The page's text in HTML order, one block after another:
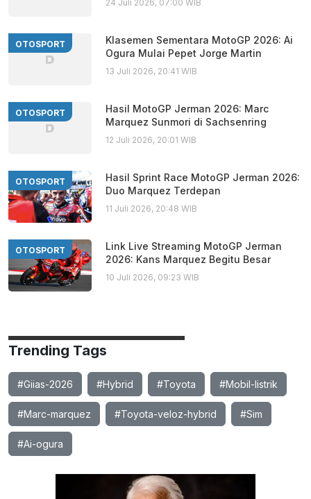
24 Juli 2026, 07:00 WIB
OTOSPORT
Klasemen Sementara MotoGP 2026: Ai
Ogura Mulai Pepet Jorge Martin
13 Juli 2026, 20:41 WIB
OTOSPORT
Hasil MotoGP Jerman 2026: Marc
Marquez Sunmori di Sachsenring
12 Juli 2026, 20:01 WIB
OTOSPORT
Hasil Sprint Race MotoGP Jerman 2026:
Duo Marquez Terdepan
11 Juli 2026, 20:48 WIB
OTOSPORT
Link Live Streaming MotoGP Jerman
2026: Kans Marquez Begitu Besar
10 Juli 2026, 09:23 WIB
Trending Tags
#Giias-2026 #Hybrid #Toyota #Mobil-listrik
#Marc-marquez #Toyota-veloz-hybrid #Sim
#Ai-ogura